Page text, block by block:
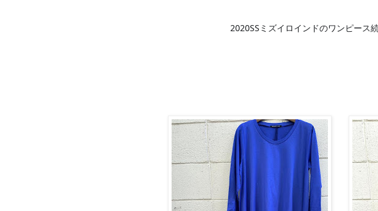
2020SSミズイロインドのワンピース